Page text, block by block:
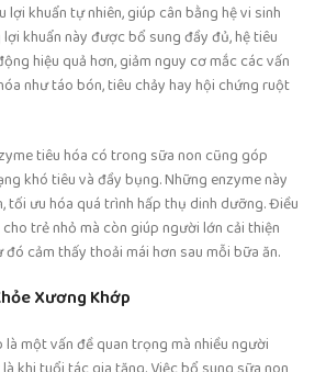
lợi khuẩn tự nhiên, giúp cân bằng hệ vi sinh
khuẩn này được bổ sung đầy đủ, hệ tiêu
hiệu quả hơn, giảm nguy cơ mắc các vấn
như táo bón, tiêu chảy hay hội chứng ruột
tiêu hóa có trong sữa non cũng góp
khó tiêu và đầy bụng. Những enzyme này
tối ưu hóa quá trình hấp thụ dinh dưỡng. Điều
trẻ nhỏ mà còn giúp người lớn cải thiện
cảm thấy thoải mái hơn sau mỗi bữa ăn.
Xương Khớp
một vấn đề quan trọng mà nhiều người